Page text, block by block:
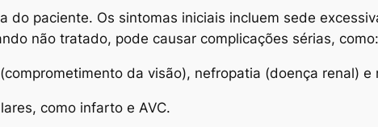
do paciente. Os sintomas iniciais incluem sede
não tratado, pode causar complicações sérias, como:
da visão), nefropatia (doença renal) e
como infarto e AVC.